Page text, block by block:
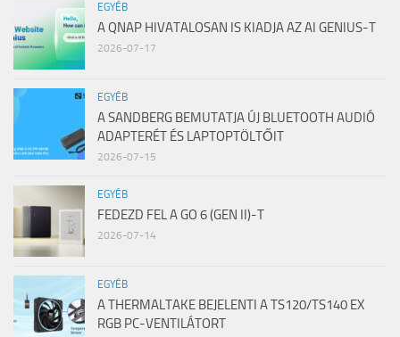
EGYÉB
A QNAP HIVATALOSAN IS KIADJA AZ AI GENIUS-T
2026-07-17
EGYÉB
A SANDBERG BEMUTATJA ÚJ BLUETOOTH AUDIÓ
ADAPTERÉT ÉS LAPTOPTÖLTŐIT
2026-07-15
EGYÉB
FEDEZD FEL A GO 6 (GEN II)-T
2026-07-14
EGYÉB
A THERMALTAKE BEJELENTI A TS120/TS140 EX
RGB PC-VENTILÁTORT